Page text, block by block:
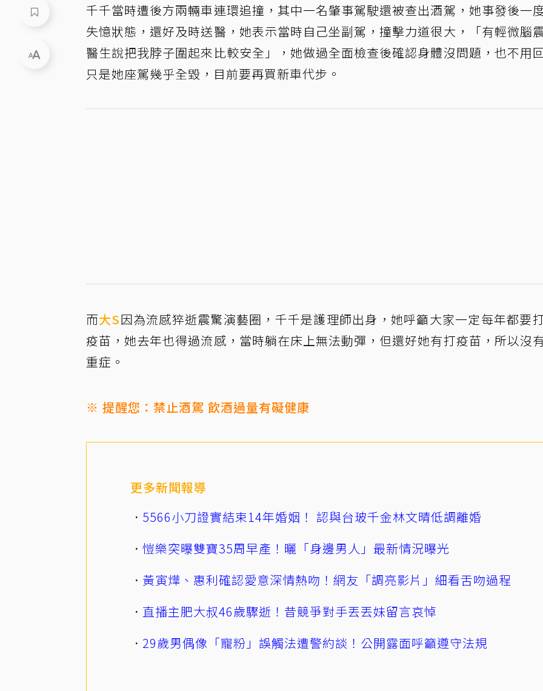
千千當時遭後方兩輛車連環追撞，其中一名肇事駕駛還被查出酒駕，她事發後一
失憶狀態，還好及時送醫，她表示當時自己坐副駕，撞擊力道很大，「有輕微腦
醫生說把我脖子圍起來比較安全」，她做過全面檢查後確認身體沒問題，也不用
只是她座駕幾乎全毀，目前要再買新車代步。
而大S因為流感猝逝震驚演藝圈，千千是護理師出身，她呼籲大家一定每年都要
疫苗，她去年也得過流感，當時躺在床上無法動彈，但還好她有打疫苗，所以沒
重症。
※ 提醒您：禁止酒駕 飲酒過量有礙健康
更多新聞報導
5566小刀證實結束14年婚姻！ 認與台玻千金林文晴低調離婚
愷樂突曝雙寶35周早產！曬「身邊男人」最新情況曝光
黃寅燁、惠利確認愛意深情熱吻！網友「調亮影片」細看舌吻過程
直播主肥大叔46歲驟逝！昔競爭對手丟丟妹留言哀悼
29歲男偶像「寵粉」誤觸法遭警約談！公開露面呼籲遵守法規